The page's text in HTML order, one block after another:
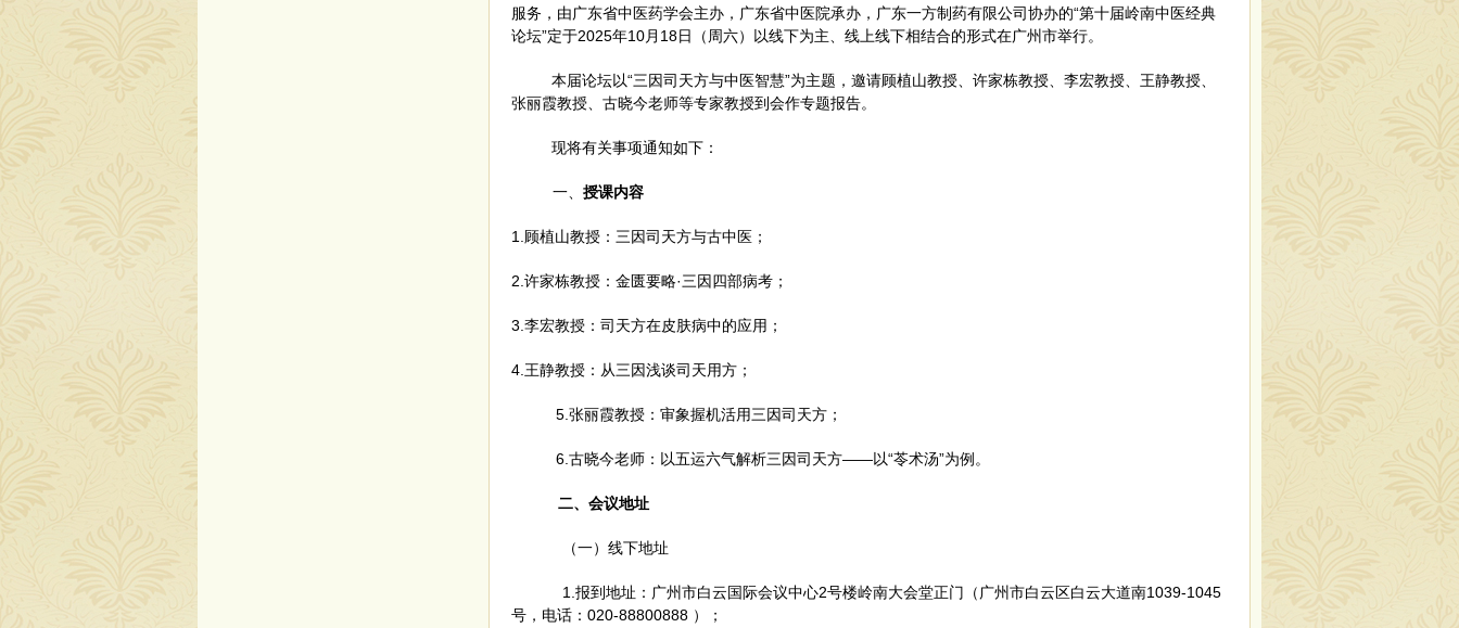
服务，由广东省中医药学会主办，广东省中医院承办，广东一方制药有限公司协办的“第十届岭南中医经典
论坛”定于2025年10月18日（周六）以线下为主、线上线下相结合的形式在广州市举行。
本届论坛以“三因司天方与中医智慧”为主题，邀请顾植山教授、许家栋教授、李宏教授、王静教授、
张丽霞教授、古晓今老师等专家教授到会作专题报告。
现将有关事项通知如下：
一、 授课内容
1.顾植山教授：三因司天方与古中医；
2.许家栋教授：金匮要略·三因四部病考；
3.李宏教授：司天方在皮肤病中的应用；
4.王静教授：从三因浅谈司天用方；
5.张丽霞教授：审象握机活用三因司天方；
6.古晓今老师： 以五运六气解析三因司天方——以“苓术汤”为例。
二、会议地址
（一）线下地址
1.报到地址：广州市白云国际会议中心2号楼岭南大会堂正门（广州市白云区白云大道南1039-1045
号，电话：020-88800888 ）；